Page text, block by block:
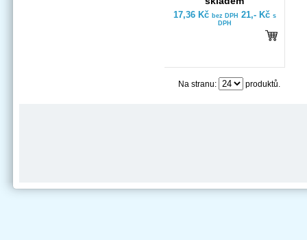
17,36 Kč bez DPH 21,- Kč s
DPH
Na stranu: produktů.